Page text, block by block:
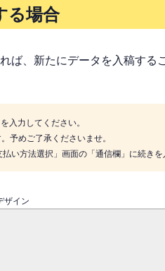
る場合
ば、新たにデータを入稿す
入力してください。
予めご了承くださいませ。
い方法選択」画面の「通信欄」に続きを
ザイン